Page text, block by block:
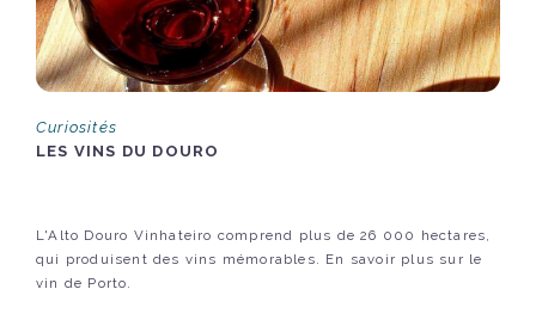
Curiosités
LES VINS DU DOURO
L'Alto Douro Vinhateiro comprend plus de 26 000 hectares,
qui produisent des vins mémorables. En savoir plus sur le
vin de Porto.